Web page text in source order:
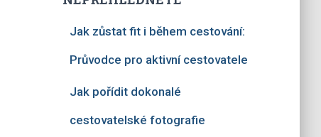
Jak zůstat fit i během cestování:
Průvodce pro aktivní cestovatele
Jak pořídit dokonalé
cestovatelské fotografie